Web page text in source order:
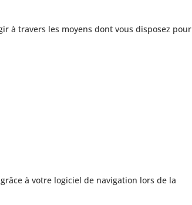
à travers les moyens dont vous disposez pour
à votre logiciel de navigation lors de la